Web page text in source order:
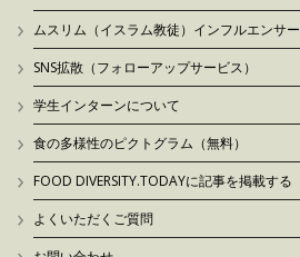
ムスリム（イスラム教徒）インフルエンサー
SNS拡散（フォローアップサービス）
学生インターンについて
食の多様性のピクトグラム（無料）
FOOD DIVERSITY.TODAYに記事を掲載する
よくいただくご質問